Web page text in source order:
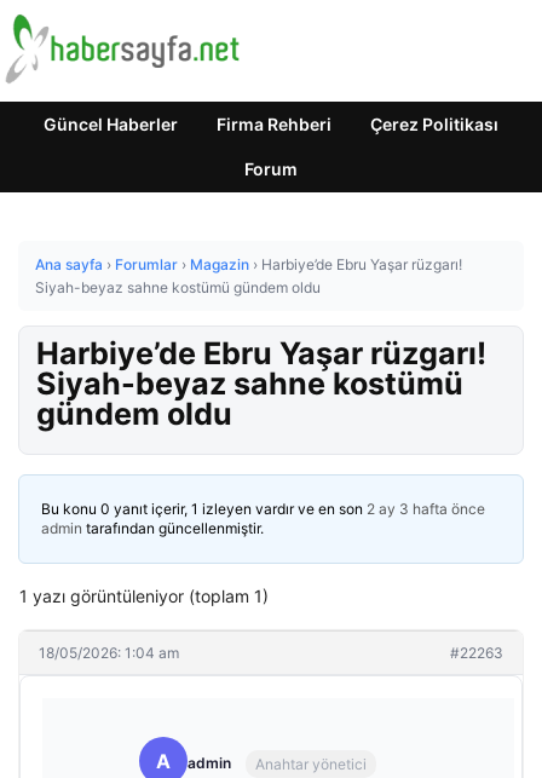
Güncel Haberler Firma Rehberi Çerez Politikası
Forum
Ana sayfa › Forumlar › Magazin › Harbiye’de Ebru Yaşar rüzgarı!
Siyah-beyaz sahne kostümü gündem oldu
Harbiye’de Ebru Yaşar rüzgarı!
Siyah-beyaz sahne kostümü
gündem oldu
Bu konu 0 yanıt içerir, 1 izleyen vardır ve en son 2 ay 3 hafta önce
admin tarafından güncellenmiştir.
1 yazı görüntüleniyor (toplam 1)
18/05/2026: 1:04 am #22263
A admin Anahtar yönetici